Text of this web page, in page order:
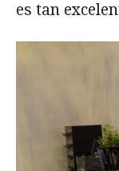
es tan